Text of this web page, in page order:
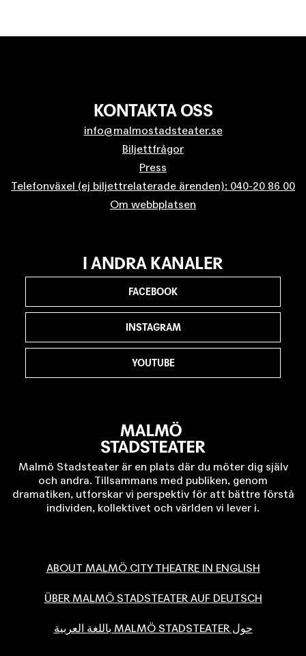
KONTAKTA OSS
info@malmostadsteater.se
Biljettfrågor
Press
Telefonväxel (ej biljettrelaterade ärenden): 040-20 86 00
Om webbplatsen
Malmö Stadsteater är en plats där du möter dig själv
och andra. Tillsammans med publiken, genom
dramatiken, utforskar vi perspektiv för att bättre förstå
individen, kollektivet och världen vi lever i.
ABOUT MALMÖ CITY THEATRE IN ENGLISH
ÜBER MALMÖ STADSTEATER AUF DEUTSCH
حول MALMÖ STADSTEATER باللغة العربية
I ANDRA KANALER
FACEBOOK
INSTAGRAM
YOUTUBE